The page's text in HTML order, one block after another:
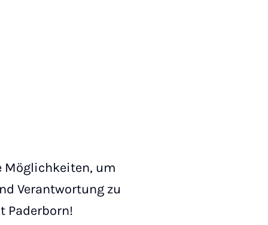
Möglichkeiten, um
Verantwortung zu
Paderborn!